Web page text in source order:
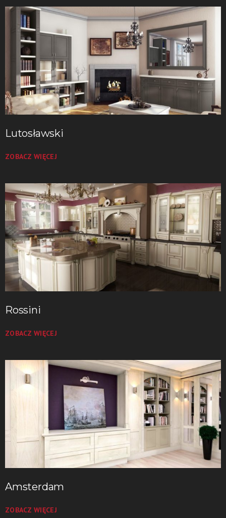
Lutosławski
ZOBACZ WIĘCEJ
Rossini
ZOBACZ WIĘCEJ
Amsterdam
ZOBACZ WIĘCEJ